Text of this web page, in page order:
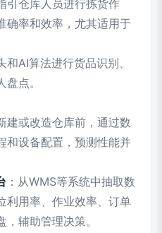
引仓库人员进行拣货作
确率和效率，尤其适用于
和AI算法进行货品识别、
点。
建或改造仓库前，通过数
和设备配置，预测性能并
：从WMS等系统中抽取数
利用率、作业效率、订单
辅助管理决策。